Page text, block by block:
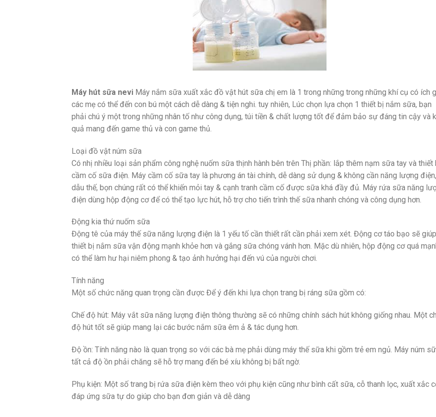
Máy hút sữa nevi Máy nắm sữa xuất xắc đồ vật hút sữa chị em là 1 trong những trong những khí cụ có ích
các mẹ có thể đến con bú một cách dễ dàng & tiện nghi. tuy nhiên, Lúc chọn lựa chọn 1 thiết bị nắm sữa, bạn
phải chú ý một trong những nhân tố như công dụng, túi tiền & chất lượng tốt để đảm bảo sự đáng tin cậy và
quả mang đến game thủ và con game thủ.
Loại đồ vật núm sữa
Có nhị nhiều loại sản phẩm công nghệ nuốm sữa thịnh hành bên trên Thị phần: lắp thêm nạm sữa tay và thiết
cầm cố sữa điện. Máy cầm cố sữa tay là phương án tài chính, dễ dàng sử dụng & không cần năng lượng điện,
dẫu thế, bọn chúng rất có thể khiến mỏi tay & cạnh tranh cầm cố được sữa khá đầy đủ. Máy rứa sữa năng
điện dùng hộp động cơ để có thể tạo lực hút, hỗ trợ cho tiến trình thế sữa nhanh chóng và công dụng hơn.
Động kia thứ nuốm sữa
Động tê của máy thế sữa năng lượng điện là 1 yếu tố cần thiết rất cần phải xem xét. Động cơ táo bạo sẽ giúp
thiết bị nắm sữa vận động mạnh khỏe hơn và gắng sữa chóng vánh hơn. Mặc dù nhiên, hộp động cơ quá
có thể làm hư hại niêm phong & tạo ảnh hưởng hại đến vú của người chơi.
Tính năng
Một số chức năng quan trọng cần được Để ý đến khi lựa chọn trang bị ráng sữa gồm có:
Chế độ hút: Máy vắt sữa năng lượng điện thông thường sẽ có những chính sách hút không giống nhau. Một
độ hút tốt sẽ giúp mang lại các bước nắm sữa êm ả & tác dụng hơn.
Độ ồn: Tính năng nào là quan trọng so với các bà mẹ phải dùng máy thế sữa khi gồm trẻ em ngủ. Máy núm
tất cả độ ồn phải chăng sẽ hỗ trợ mang đến bé xíu không bị bất ngờ.
Phụ kiện: Một số trang bị rứa sữa điện kèm theo với phụ kiện cũng như bình cất sữa, cỗ thanh lọc, xuất xắc
đáp ứng sữa tự do giúp cho bạn đơn giản và dễ dàng